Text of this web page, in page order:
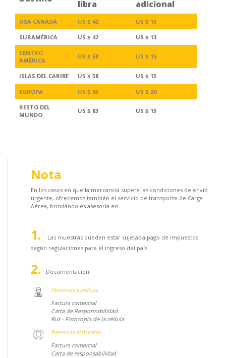
libra
adicional
USA CANADÁ US $ 42 US $ 13
SURAMÉRICA US $ 42 US $ 13
CENTRO
AMÉRICA
US $ 58 US $ 15
ISLAS DEL CARIBE US $ 58 US $ 15
EUROPA US $ 63 US $ 20
RESTO DEL
MUNDO
US $ 83 US $ 15
Nota
En los casos en que la mercancía supera las condiciones de envío
urgente, ofrecemos también el servicio de transporte de Carga
Aérea, brindándoles asesoría en:
Las muestras pueden estar sujetas a pago de impuestos
según regulaciones para el ingreso del país.
Documentación
Personas Jurídicas
Factura comercial
Carta de Responsabilidad
Rut - Fotocopia de la cédula
Personas Naturales
Factura comercial
Carta de responsabilidad